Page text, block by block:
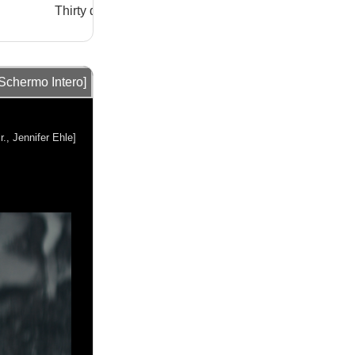
Thirty di Kathryn Bigelow
Intero]
Jennifer Ehle]